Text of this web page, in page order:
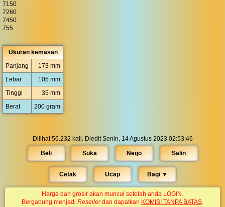
7150
7260
7450
755
Ukuran kemasan
Panjang
173 mm
Lebar
105 mm
Tinggi
35 mm
Berat
200 gram
Dilihat 56.232 kali. Diedit Senin, 14 Agustus 2023 02:53:46
Beli Suka Nego Salin
Cetak Ucap Bagi ▼︎
Harga dan grosir akan muncul setelah anda LOGIN.
Bergabung menjadi Resellerdan dapatkan KOMISI TANPA BATAS.